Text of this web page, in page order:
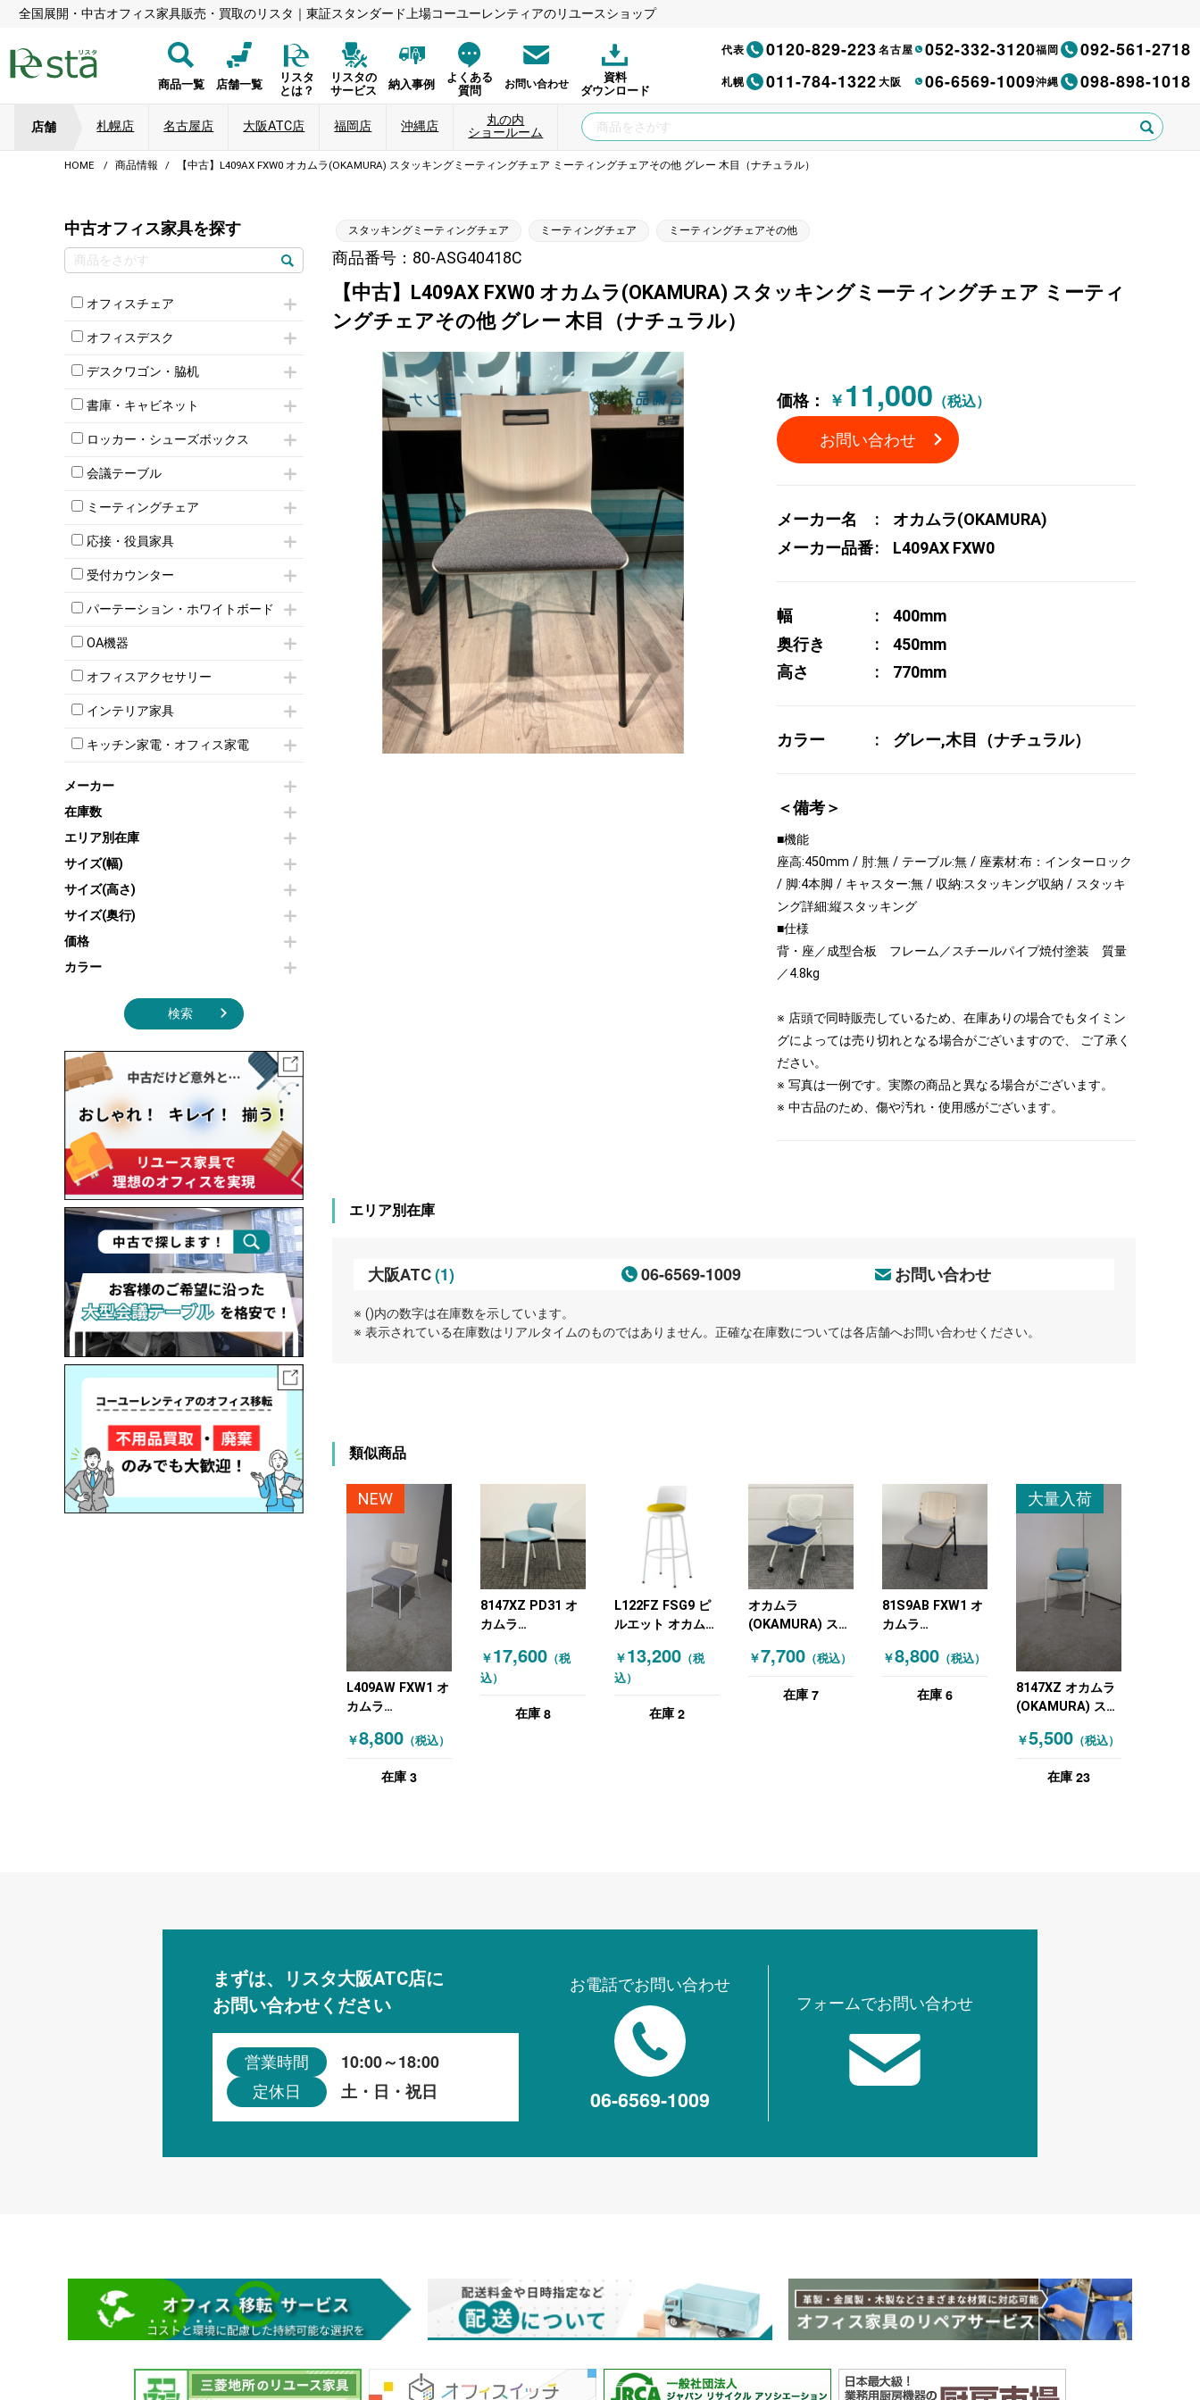
全国展開・中古オフィス家具販売・買取のリスタ｜東証スタンダード上場コーユーレンティアのリユースショップ
商品一覧 店舗一覧
リスタ
とは？
リスタの
サービス
納入事例
よくある
質問
お問い合わせ
資料
ダウンロード
代表 0120-829-223名古屋 052-332-3120福岡 092-561-2718
札幌 011-784-1322大阪 06-6569-1009沖縄 098-898-1018
店舗 札幌店 名古屋店 大阪ATC店 福岡店 沖縄店
丸の内
ショールーム
HOME 商品情報 【中古】L409AX FXW0 オカムラ(OKAMURA) スタッキングミーティングチェア ミーティングチェアその他 グレー 木目（ナチュラル）
中古オフィス家具を探す
オフィスチェア
肘付きチェア
肘無しチェア
役員チェア
オフィスチェアその他
オフィスデスク
片袖机
フリーアドレスデスク（ベンチデスク）
昇降デスク
両袖机
デスクワゴン・脇机
インワゴン2段
インワゴン3段
脇机
書庫・キャビネット
ハイキャビネット
ローキャビネット
両開きキャビネット
上下連結キャビネット
軽量ラック（スチールラック）
収納家具その他
オープン書庫
両開書庫
引き違い書庫
ロッカー・シューズボックス
1人用ロッカー
2人用ロッカー
3人用ロッカー
5人用ロッカー
8人用ロッカー
多人数ロッカー
シリンダー錠ロッカー
ダイヤル錠ロッカー
ボタン錠ロッカー
シューズロッカー・下駄箱
ロッカーその他
会議テーブル
ミーティングテーブル
スタッキングテーブル
ネスティングテーブル
カウンターテーブル
T字脚テーブル
会議テーブルW1200～
会議テーブルW1800～
折りたたみ会議テーブル
ハイテーブル
ミーティングチェア
キャスター付きミーティングチェア
スタッキングミーティングチェア
テーブル付きミーティングチェア
折りたたみミーティングチェア
ハイチェア
ミーティングチェアその他
応接・役員家具
応接セット
応接ソファ
応接チェア
応接・役員家具その他
受付カウンター
ハイカウンター
ローカウンター
ラウンジカウンター
パーテーション・ホワイトボード
パーテーション
自立タイプパーテーション
パーテーションその他
壁掛けホワイトボード
ホワイトボードその他
OA機器
iPad
電話機（ビジネスフォン）
シュレッダー
スクリーン
プリンター・コピー機
オフィスアクセサリー
チェア用台車
演台・講演台・演説台
防音パネル
コートハンガー・ポールハンガー
傘立て
食器棚・キッチンキャビネット
オフィスアクセサリーその他
インテリア家具
モールドチェア
ダイニングチェア
カウンターテーブル
センターテーブル・サイドテーブル
カフェテーブル
ソファ
シェルフ
ダストボックス（ゴミ箱）
インテリア家具その他
キッチン家電・オフィス家電
冷蔵庫・洗濯機
空気清浄機・加湿器
電子レンジ
液晶テレビ・モニター類
エアコン
照明機器
季節家電
その他キッチン家電・オフィス家電
メーカー
在庫数
エリア別在庫
サイズ(幅)
サイズ(高さ)
サイズ(奥行)
価格
カラー
検索
スタッキングミーティングチェア ミーティングチェア ミーティングチェアその他
商品番号：80-ASG40418C
【中古】L409AX FXW0 オカムラ(OKAMURA) スタッキングミーティングチェア ミーティ
ングチェアその他 グレー 木目（ナチュラル）
価格： ￥ 11,000 （税込）
お問い合わせ
メーカー名
オカムラ(OKAMURA)
メーカー品番
L409AX FXW0
幅
400mm
奥行き
450mm
高さ
770mm
カラー グレー,木目（ナチュラル）
＜備考＞
■機能
座高:450mm / 肘:無 / テーブル:無 / 座素材:布：インターロック
/ 脚:4本脚 / キャスター:無 / 収納:スタッキング収納 / スタッキ
ング詳細:縦スタッキング
■仕様
背・座／成型合板 フレーム／スチールパイプ焼付塗装 質量
／4.8kg
※ 店頭で同時販売しているため、在庫ありの場合でもタイミン
グによっては売り切れとなる場合がございますので、 ご了承く
ださい。
※ 写真は一例です。実際の商品と異なる場合がございます。
※ 中古品のため、傷や汚れ・使用感がございます。
エリア別在庫
大阪ATC(1) 06-6569-1009 お問い合わせ
※ ()内の数字は在庫数を示しています。
※ 表示されている在庫数はリアルタイムのものではありません。正確な在庫数については各店舗へお問い合わせください。
類似商品
NEW
L409AW FXW1 オ
カムラ
ティングチェアそ
￥8,800 （税込）
在庫 3
8147XZ PD31 オ
カムラ
ティングチェアそ
の他 8147シリー
￥17,600（税
込）
在庫 8
L122FZ FSG9 ピ
ルエット オカムラ
ティングチェアそ
の他 オレンジ ホ
￥13,200（税
込）
在庫 2
オカムラ
(OKAMURA) スタ
ングチェア ブルー
￥7,700（税込）
在庫 7
81S9AB FXW1 オ
カムラ
スター付きミーテ
ッキングミーティ
￥8,800（税込）
在庫 6
大量入荷
8147XZ オカムラ
(OKAMURA) スタ
ングチェア ブルー
￥5,500（税込）
在庫 23
まずは、リスタ大阪ATC店に
お問い合わせください
営業時間 10:00～18:00
定休日 土・日・祝日
お電話でお問い合わせ
06-6569-1009
フォームでお問い合わせ